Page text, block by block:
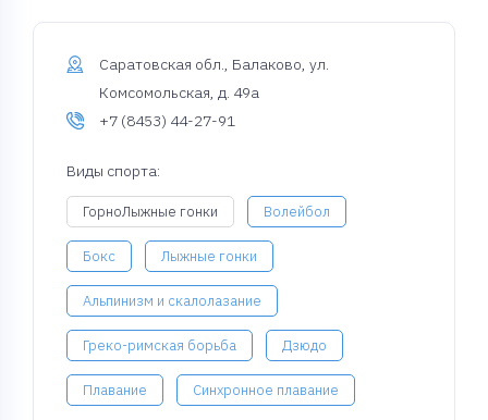
Саратовская обл., Балаково, ул.
Комсомольская, д. 49а
+7 (8453) 44-27-91
Виды спорта:
ГорноЛыжные гонки Волейбол
Бокс Лыжные гонки
Альпинизм и скалолазание
Греко-римская борьба Дзюдо
Плавание Синхронное плавание